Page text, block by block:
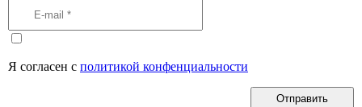
Я согласен с политикой конфенциальности
Отправить